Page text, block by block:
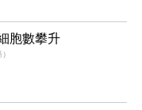
胞數攀升